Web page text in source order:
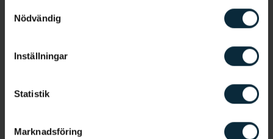
Nödvändig
Inställningar
Statistik
Marknadsföring
bibehålla denna hälsa under resten av sitt liv. En
om möjligt bota, ofta lindra men alltid trösta.
parodontit är en multifaktoriell kronisk sjukdom
som ofta kräver livslång behandling. I fokus för
denna behandling ligger patientens hygienvanor,
och för tandläkaren är det avgörande att